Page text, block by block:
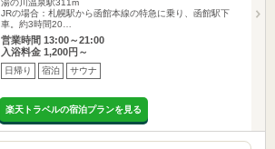
湯の川温泉駅311m
JRの場合：札幌駅から函館本線の特急に乗り、函館駅下
車。約3時間20…
営業時間 13:00～21:00
入浴料金 1,200円～
日帰り 宿泊 サウナ
楽天トラベルの宿泊プランを見る